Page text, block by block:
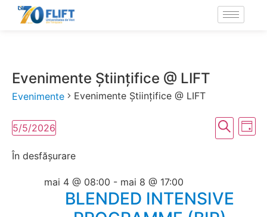
Evenimente Științifice @ LIFT
Evenimente Evenimente Științifice @ LIFT
și
Caută
Zi
5/5/2026
data.
În desfășurare
BLENDED INTENSIVE
mai 4 @ 08:00 - mai 8 @ 17:00